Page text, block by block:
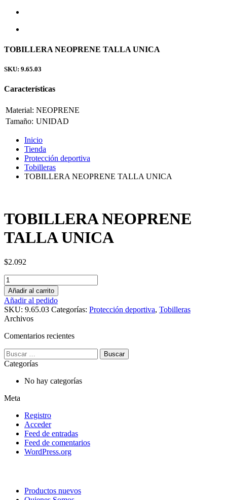
TOBILLERA NEOPRENE TALLA UNICA
SKU: 9.65.03
Características
Material: NEOPRENE
Tamaño: UNIDAD
Inicio
Tienda
Protección deportiva
Tobilleras
TOBILLERA NEOPRENE TALLA UNICA
TOBILLERA NEOPRENE
TALLA UNICA
$2.092
Cantidad
Añadir al carrito
Añadir al pedido
SKU: 9.65.03 Categorías: Protección deportiva, Tobilleras
Archivos
Comentarios recientes
Buscar:
Categorías
No hay categorías
Meta
Registro
Acceder
Feed de entradas
Feed de comentarios
WordPress.org
Productos nuevos